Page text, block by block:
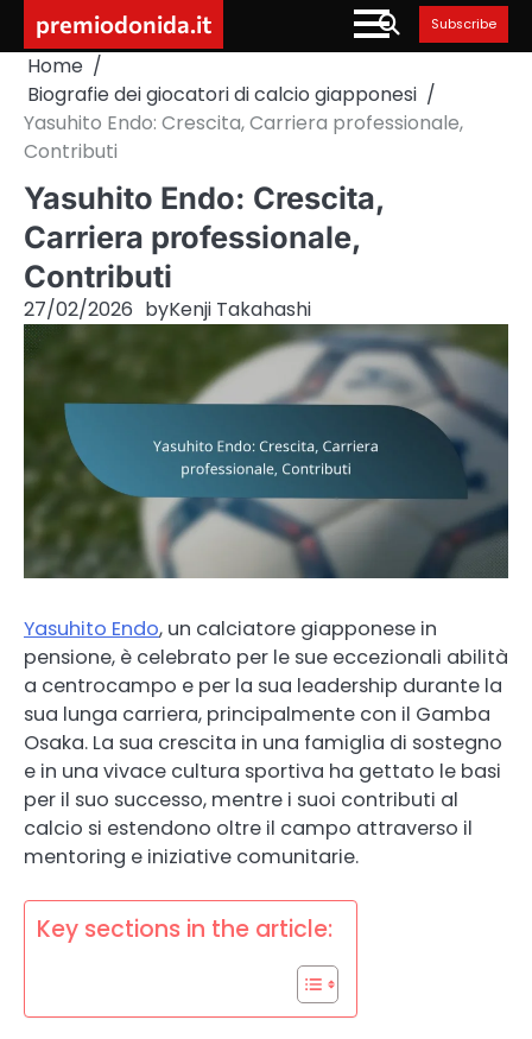
content
premiodonida.it Subscribe
Home
Biografie dei giocatori di calcio giapponesi
Yasuhito Endo: Crescita, Carriera professionale,
Contributi
Yasuhito Endo: Crescita,
Carriera professionale,
Contributi
27/02/2026 byKenji Takahashi
Yasuhito Endo, un calciatore giapponese in
pensione, è celebrato per le sue eccezionali abilità
a centrocampo e per la sua leadership durante la
sua lunga carriera, principalmente con il Gamba
Osaka. La sua crescita in una famiglia di sostegno
e in una vivace cultura sportiva ha gettato le basi
per il suo successo, mentre i suoi contributi al
calcio si estendono oltre il campo attraverso il
mentoring e iniziative comunitarie.
Key sections in the article: